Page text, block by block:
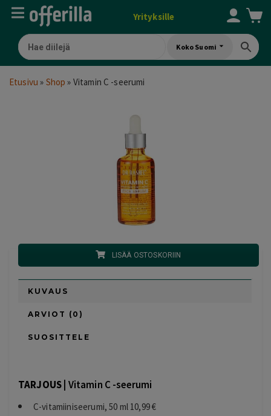
Yrityksille
Koko Suomi
Etusivu » Shop » Vitamin C -seerumi
LISÄÄ OSTOSKORIIN
KUVAUS
ARVIOT (0)
SUOSITTELE
TARJOUS | Vitamin C -seerumi
C-vitamiiniseerumi, 50 ml 10,99 €